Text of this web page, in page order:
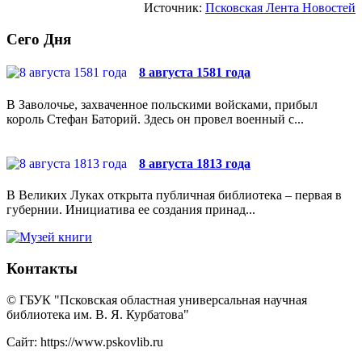
Источник: Псковская Лента Новостей
Сего Дня
8 августа 1581 года
В Заволочье, захваченное польскими войсками, прибыл
король Стефан Баторий. Здесь он провел военный с...
8 августа 1813 года
В Великих Луках открыта публичная библиотека – первая в
губернии. Инициатива ее создания принад...
Контакты
© ГБУК "Псковская областная универсальная научная
библиотека им. В. Я. Курбатова"
Сайт: https://www.pskovlib.ru